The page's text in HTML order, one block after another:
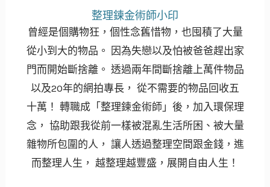
整理鍊金術師小印
曾經是個購物狂，個性念舊惜物，也囤積了大量
從小到大的物品。 因為失戀以及怕被爸爸趕出家
門而開始斷捨離。 透過兩年間斷捨離上萬件物品
以及20年的網拍專長， 從不需要的物品回收五
十萬！ 轉職成「整理鍊金術師」後，加入環保理
念， 協助跟我從前一樣被混亂生活所困、被大量
雜物所包圍的人， 讓人透過整理空間跟金錢，進
而整理人生， 越整理越豐盛，展開自由人生！